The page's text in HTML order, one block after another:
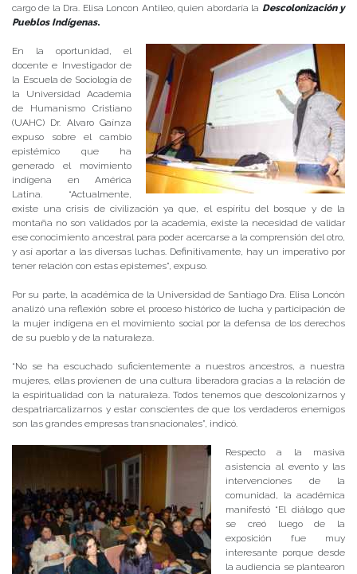
cargo de la Dra. Elisa Loncon Antileo, quien abordaría la Descolonización y
Pueblos Indígenas.
En la oportunidad, el
docente e Investigador de
la Escuela de Sociología de
la Universidad Academia
de Humanismo Cristiano
(UAHC) Dr. Alvaro Gaínza
expuso sobre el cambio
epistémico que ha
generado el movimiento
indígena en América
Latina. “Actualmente,
existe una crisis de civilización ya que, el espíritu del bosque y de la
montaña no son validados por la academia, existe la necesidad de validar
ese conocimiento ancestral para poder acercarse a la comprensión del otro,
y así aportar a las diversas luchas. Definitivamente, hay un imperativo por
tener relación con estas epistemes”, expuso.
Por su parte, la académica de la Universidad de Santiago Dra. Elisa Loncón
analizó una reflexión sobre el proceso histórico de lucha y participación de
la mujer indígena en el movimiento social por la defensa de los derechos
de su pueblo y de la naturaleza.
“No se ha escuchado suficientemente a nuestros ancestros, a nuestra
mujeres, ellas provienen de una cultura liberadora gracias a la relación de
la espiritualidad con la naturaleza. Todos tenemos que descolonizarnos y
despatriarcalizarnos y estar conscientes de que los verdaderos enemigos
son las grandes empresas transnacionales”, indicó.
Respecto a la masiva
asistencia al evento y las
intervenciones de la
comunidad, la académica
manifestó “El diálogo que
se creó luego de la
exposición fue muy
interesante porque desde
la audiencia se plantearon